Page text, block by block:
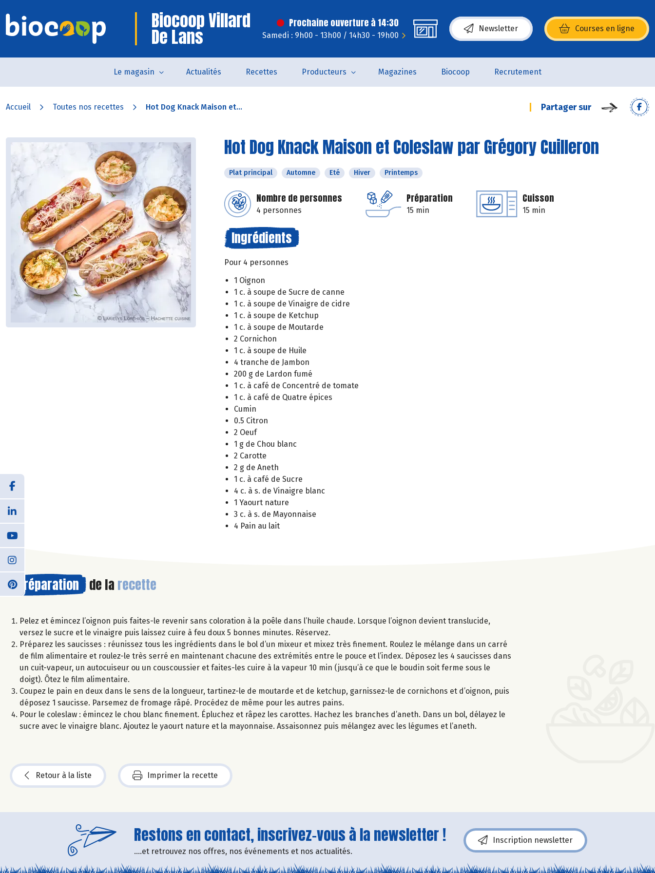
Biocoop Villard
De Lans
Prochaine ouverture à 14:30
Samedi : 9h00 - 13h00 / 14h30 - 19h00
Newsletter Courses en ligne
(s’ouvre dans une nouvelle fenêtre)
Le magasin Actualités Recettes Producteurs Magazines Biocoop Recrutement
Accueil Toutes nos recettes Hot Dog Knack Maison et... Partager sur
Hot Dog Knack Maison et Coleslaw par Grégory Cuilleron
Plat principal Automne Eté Hiver Printemps
Nombre de personnes
4 personnes
Préparation
15 min
Cuisson
15 min
Ingrédients
Pour 4 personnes
1 Oignon
1 c. à soupe de Sucre de canne
1 c. à soupe de Vinaigre de cidre
1 c. à soupe de Ketchup
1 c. à soupe de Moutarde
2 Cornichon
1 c. à soupe de Huile
4 tranche de Jambon
200 g de Lardon fumé
1 c. à café de Concentré de tomate
1 c. à café de Quatre épices
Cumin
0.5 Citron
2 Oeuf
1 g de Chou blanc
2 Carotte
2 g de Aneth
1 c. à café de Sucre
4 c. à s. de Vinaigre blanc
1 Yaourt nature
3 c. à s. de Mayonnaise
4 Pain au lait
Préparation de la recette
Pelez et émincez l’oignon puis faites-le revenir sans coloration à la poêle dans l’huile chaude. Lorsque l’oignon devient translucide,
versez le sucre et le vinaigre puis laissez cuire à feu doux 5 bonnes minutes. Réservez.
Préparez les saucisses : réunissez tous les ingrédients dans le bol d’un mixeur et mixez très finement. Roulez le mélange dans un carré
de film alimentaire et roulez-le très serré en maintenant chacune des extrémités entre le pouce et l’index. Déposez les 4 saucisses dans
un cuit-vapeur, un autocuiseur ou un couscoussier et faites-les cuire à la vapeur 10 min (jusqu’à ce que le boudin soit ferme sous le
doigt). Ôtez le film alimentaire.
Coupez le pain en deux dans le sens de la longueur, tartinez-le de moutarde et de ketchup, garnissez-le de cornichons et d’oignon, puis
déposez 1 saucisse. Parsemez de fromage râpé. Procédez de même pour les autres pains.
Pour le coleslaw : émincez le chou blanc finement. Épluchez et râpez les carottes. Hachez les branches d’aneth. Dans un bol, délayez le
sucre avec le vinaigre blanc. Ajoutez le yaourt nature et la mayonnaise. Assaisonnez puis mélangez avec les légumes et l’aneth.
Retour à la liste Imprimer la recette
Restons en contact, inscrivez-vous à la newsletter !
....et retrouvez nos offres, nos événements et nos actualités.
Inscription newsletter